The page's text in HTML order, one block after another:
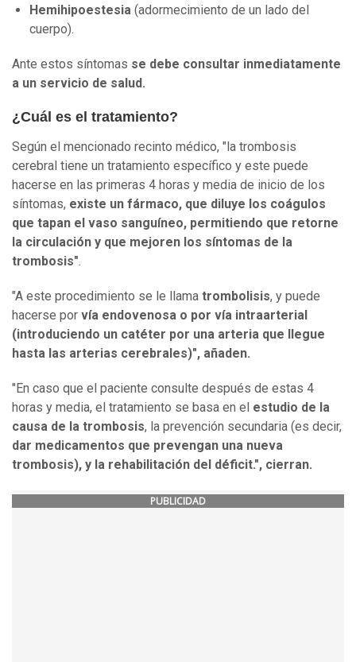
Hemihipoestesia (adormecimiento de un lado del
cuerpo).
Ante estos síntomas se debe consultar inmediatamente
a un servicio de salud.
¿Cuál es el tratamiento?
Según el mencionado recinto médico, "la trombosis
cerebral tiene un tratamiento específico y este puede
hacerse en las primeras 4 horas y media de inicio de los
síntomas, existe un fármaco, que diluye los coágulos
que tapan el vaso sanguíneo, permitiendo que retorne
la circulación y que mejoren los síntomas de la
trombosis".
"A este procedimiento se le llama trombolisis, y puede
hacerse por vía endovenosa o por vía intraarterial
(introduciendo un catéter por una arteria que llegue
hasta las arterias cerebrales)", añaden.
"En caso que el paciente consulte después de estas 4
horas y media, el tratamiento se basa en el estudio de la
causa de la trombosis, la prevención secundaria (es decir,
dar medicamentos que prevengan una nueva
trombosis), y la rehabilitación del déficit.", cierran.
PUBLICIDAD